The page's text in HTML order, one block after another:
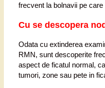
frecvent la bolnavii pe care
Cu se descopera
Odata cu extinderea
RMN, sunt descoperite
aspect de ficatul normal,
tumori, zone sau pete in